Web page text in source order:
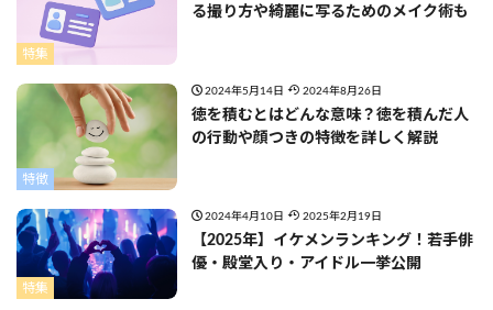
特集
る撮り方や綺麗に写るためのメイク術も
特徴
2024年5月14日 2024年8月26日
徳を積むとはどんな意味？徳を積んだ人
の行動や顔つきの特徴を詳しく解説
特集
2024年4月10日 2025年2月19日
【2025年】イケメンランキング！若手俳
優・殿堂入り・アイドル一挙公開